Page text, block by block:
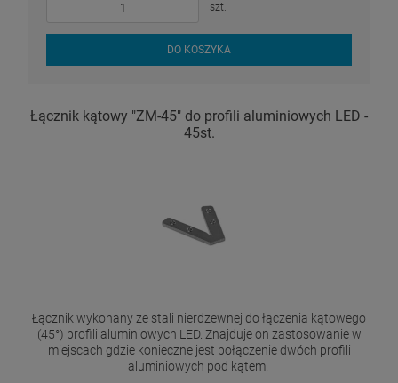
szt.
DO KOSZYKA
Łącznik kątowy "ZM-45" do profili aluminiowych LED -
45st.
Łącznik wykonany ze stali nierdzewnej do łączenia kątowego
(45°) profili aluminiowych LED. Znajduje on zastosowanie w
miejscach gdzie konieczne jest połączenie dwóch profili
aluminiowych pod kątem.